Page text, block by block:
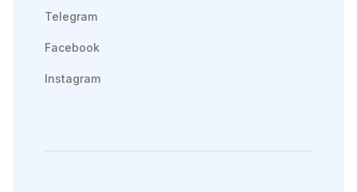
Telegram
Facebook
Instagram